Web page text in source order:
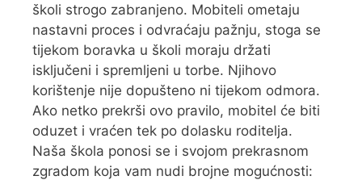
školi strogo zabranjeno. Mobiteli ometaju
nastavni proces i odvraćaju pažnju, stoga se
tijekom boravka u školi moraju držati
isključeni i spremljeni u torbe. Njihovo
korištenje nije dopušteno ni tijekom odmora.
Ako netko prekrši ovo pravilo, mobitel će biti
oduzet i vraćen tek po dolasku roditelja.
Naša škola ponosi se i svojom prekrasnom
zgradom koja vam nudi brojne mogućnosti: